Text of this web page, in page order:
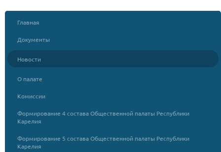
Главная
Документы
Новости
О палате
Комиссии
Формирование 4 состава Общественной палаты Республики
Карелия
Формирование 5 состава Общественной палаты Республики
Карелия